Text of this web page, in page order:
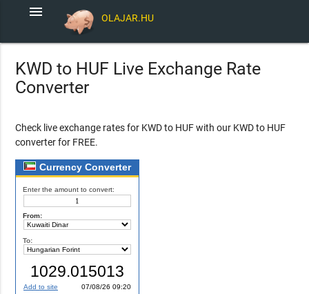
OLAJAR.HU
menu
KWD to HUF Live Exchange Rate
Converter
Check live exchange rates for KWD to HUF with our KWD to HUF
converter for FREE.